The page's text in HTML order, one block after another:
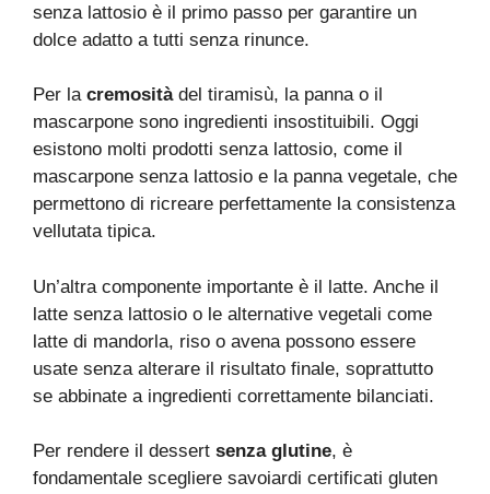
senza lattosio è il primo passo per garantire un
dolce adatto a tutti senza rinunce.
Per la cremositàdel tiramisù, la panna o il
mascarpone sono ingredienti insostituibili. Oggi
esistono molti prodotti senza lattosio, come il
mascarpone senza lattosio e la panna vegetale, che
permettono di ricreare perfettamente la consistenza
vellutata tipica.
Un’altra componente importante è il latte. Anche il
latte senza lattosio o le alternative vegetali come
latte di mandorla, riso o avena possono essere
usate senza alterare il risultato finale, soprattutto
se abbinate a ingredienti correttamente bilanciati.
Per rendere il dessert senza glutine, è
fondamentale scegliere savoiardi certificati gluten